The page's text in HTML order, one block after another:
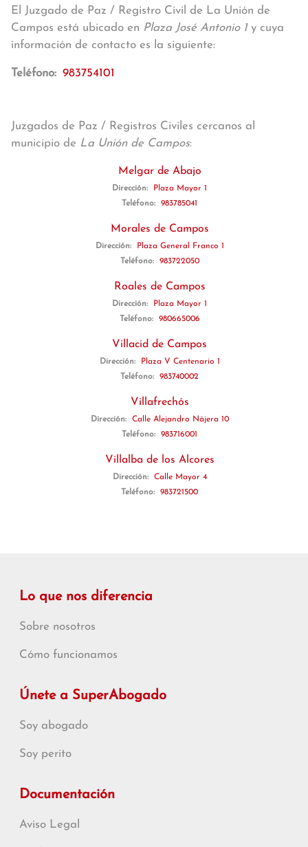
El Juzgado de Paz / Registro Civil de La Unión de
Campos está ubicado en Plaza José Antonio 1y cuya
información de contacto es la siguiente:
Teléfono: 983754101
Juzgados de Paz / Registros Civiles cercanos al
municipio de La Unión de Campos:
Melgar de Abajo
Dirección:
Plaza Mayor 1
Teléfono:
983785041
Morales de Campos
Dirección:
Plaza General Franco 1
Teléfono:
983722050
Roales de Campos
Dirección:
Plaza Mayor 1
Teléfono:
980665006
Villacid de Campos
Dirección:
Plaza V Centenario 1
Teléfono:
983740002
Villafrechós
Dirección:
Calle Alejandro Nájera 10
Teléfono:
983716001
Villalba de los Alcores
Dirección:
Calle Mayor 4
Teléfono:
983721500
Lo que nos diferencia
Sobre nosotros
Cómo funcionamos
Únete a SuperAbogado
Soy abogado
Soy perito
Documentación
Aviso Legal